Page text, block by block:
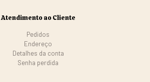
Atendimento ao Cliente
Pedidos
Endereço
Detalhes da conta
Senha perdida